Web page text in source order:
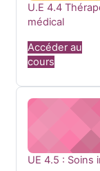
Nom du cours
U.E 4.4
médical
Accéder au
cours
UE 4.5 : Soins
Nom du cours
UE 4.5 : Soins